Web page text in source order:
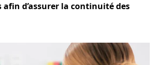
d’assurer la continuité des